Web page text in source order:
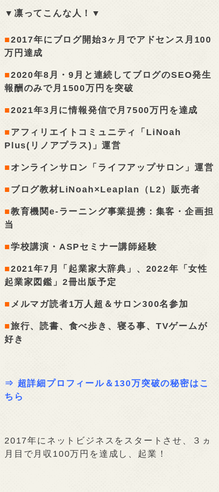
▼凛ってこんな人！▼
■2017年にブログ開始3ヶ月でアドセンス月100
万円達成
■2020年8月・9月と連続してブログのSEO発生
報酬のみで月1500万円を突破
■2021年3月に情報発信で月7500万円を達成
■ アフィリエイトコミュニティ「LiNoah
Plus(リノアプラス)」運営
■ オンラインサロン「ライフアップサロン」運営
■ ブログ教材LiNoah×Leaplan（L2）販売者
■教育機関e-ラーニング事業提携：集客・企画担
当
■学校講演・ASPセミナー講師経験
■2021年7月「起業家大辞典」、2022年「女性
起業家図鑑」2冊出版予定
■ メルマガ読者1万人超＆サロン300名参加
■旅行、読書、食べ歩き、寝る事、TVゲームが
好き
⇒ 超詳細プロフィール＆130万突破の秘密はこ
ちら
2017年にネットビジネスをスタートさせ、３ヵ
月目で月収100万円を達成し、起業！